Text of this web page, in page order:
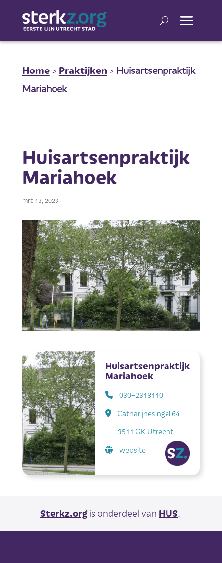
Home> Praktijken > Huisartsenpraktijk
Mariahoek
Huisartsenpraktijk
Mariahoek
mrt 13, 2023
Huisartsenpraktijk
Mariahoek
030–2318110
Catharijnesingel 64
3511 GK Utrecht
website
Sterkz.orgis onderdeel van HUS.